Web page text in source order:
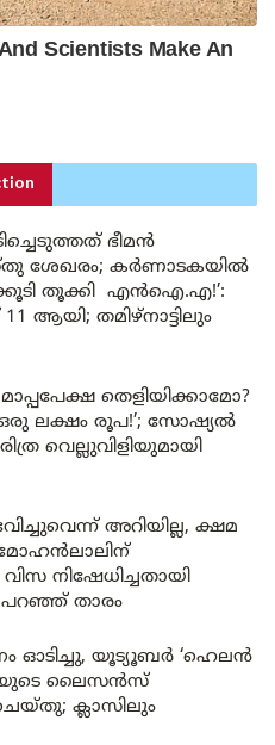
ഭീമൻ
ശേഖരം; കർണാടകയിൽ
തൂക്കി എൻഐ.എ!’:
ആയി; തമിഴ്‌നാട്ടിലും
തെളിയിക്കാമോ?
ഒരു ലക്ഷം രൂപ!’; സോഷ്യൽ
വെല്ലുവിളിയുമായി
അറിയില്ല, ക്ഷമ
നിഷേധിച്ചതായി
പറഞ്ഞ് താരം
ഓടിച്ചു, യൂട്യൂബർ ‘ഹെലൻ
ലൈസൻസ്
ക്ലാസിലും